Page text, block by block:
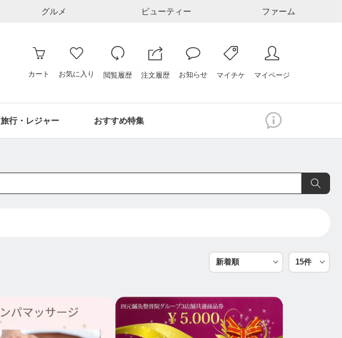
グルメ ビューティー ファーム
カート お気に入り 閲覧履歴 注文履歴 お知らせ マイチケ マイページ
旅行・レジャー おすすめ特集